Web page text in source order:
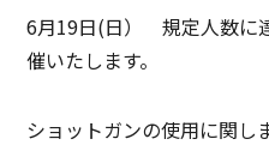
6月19日(日） 規定人数に
催いたします。
ショットガンの使用に関し